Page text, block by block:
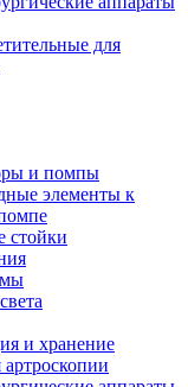
для
и помпы
элементы к
стойки
и хранение